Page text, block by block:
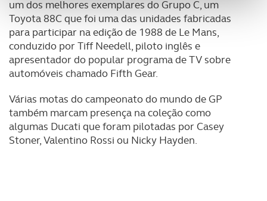
funcionalidades de redes sociais, bem como para
analisar dados de navegação no nosso website.
Adicionalmente partilhamos informação, relativa à sua
utilização do nosso site de publicidade e de análise, com
O ACP garantirá que as transferências internacionais de
dados pessoais serão realizadas apenas com o seu
consentimento e quando tal se afigure estritamente
um dos melhores exemplares do Grupo C, um
Toyota 88C que foi uma das unidades fabricadas
para participar na edição de 1988 de Le Mans,
conduzido por Tiff Needell, piloto inglês e
apresentador do popular programa de TV sobre
automóveis chamado Fifth Gear.
Várias motas do campeonato do mundo de GP
também marcam presença na coleção como
algumas Ducati que foram pilotadas por Casey
Stoner, Valentino Rossi ou Nicky Hayden.